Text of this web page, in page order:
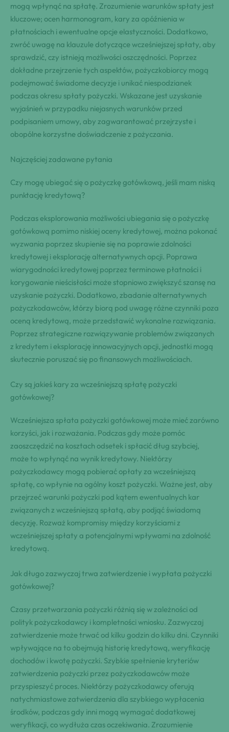
mogą wpłynąć na spłatę. Zrozumienie warunków spłaty jest
kluczowe; ocen harmonogram, kary za opóźnienia w
płatnościach i ewentualne opcje elastyczności. Dodatkowo,
zwróć uwagę na klauzule dotyczące wcześniejszej spłaty, aby
sprawdzić, czy istnieją możliwości oszczędności. Poprzez
dokładne przejrzenie tych aspektów, pożyczkobiorcy mogą
podejmować świadome decyzje i unikać niespodzianek
podczas okresu spłaty pożyczki. Wskazane jest uzyskanie
wyjaśnień w przypadku niejasnych warunków przed
podpisaniem umowy, aby zagwarantować przejrzyste i
obopólne korzystne doświadczenie z pożyczania.
Najczęściej zadawane pytania
Czy mogę ubiegać się o pożyczkę gotówkową, jeśli mam niską
punktację kredytową?
Podczas eksplorowania możliwości ubiegania się o pożyczkę
gotówkową pomimo niskiej oceny kredytowej, można pokonać
wyzwania poprzez skupienie się na poprawie zdolności
kredytowej i eksplorację alternatywnych opcji. Poprawa
wiarygodności kredytowej poprzez terminowe płatności i
korygowanie nieścisłości może stopniowo zwiększyć szansę na
uzyskanie pożyczki. Dodatkowo, zbadanie alternatywnych
pożyczkodawców, którzy biorą pod uwagę różne czynniki poza
oceną kredytową, może przedstawić wykonalne rozwiązania.
Poprzez strategiczne rozwiązywanie problemów związanych
z kredytem i eksplorację innowacyjnych opcji, jednostki mogą
skutecznie poruszać się po finansowych możliwościach.
Czy są jakieś kary za wcześniejszą spłatę pożyczki
gotówkowej?
Wcześniejsza spłata pożyczki gotówkowej może mieć zarówno
korzyści, jak i rozważania. Podczas gdy może pomóc
zaoszczędzić na kosztach odsetek i spłacić dług szybciej,
może to wpłynąć na wynik kredytowy. Niektórzy
pożyczkodawcy mogą pobierać opłaty za wcześniejszą
spłatę, co wpłynie na ogólny koszt pożyczki. Ważne jest, aby
przejrzeć warunki pożyczki pod kątem ewentualnych kar
związanych z wcześniejszą spłatą, aby podjąć świadomą
decyzję. Rozważ kompromisy między korzyściami z
wcześniejszej spłaty a potencjalnymi wpływami na zdolność
kredytową.
Jak długo zazwyczaj trwa zatwierdzenie i wypłata pożyczki
gotówkowej?
Czasy przetwarzania pożyczki różnią się w zależności od
polityk pożyczkodawcy i kompletności wniosku. Zazwyczaj
zatwierdzenie może trwać od kilku godzin do kilku dni. Czynniki
wpływające na to obejmują historię kredytową, weryfikację
dochodów i kwotę pożyczki. Szybkie spełnienie kryteriów
zatwierdzenia pożyczki przez pożyczkodawców może
przyspieszyć proces. Niektórzy pożyczkodawcy oferują
natychmiastowe zatwierdzenia dla szybkiego wypłacenia
środków, podczas gdy inni mogą wymagać dodatkowej
weryfikacji, co wydłuża czas oczekiwania. Zrozumienie